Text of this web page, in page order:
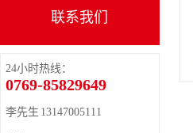
联系我们
24小时热线：
0769-85829649
李先生 13147005111